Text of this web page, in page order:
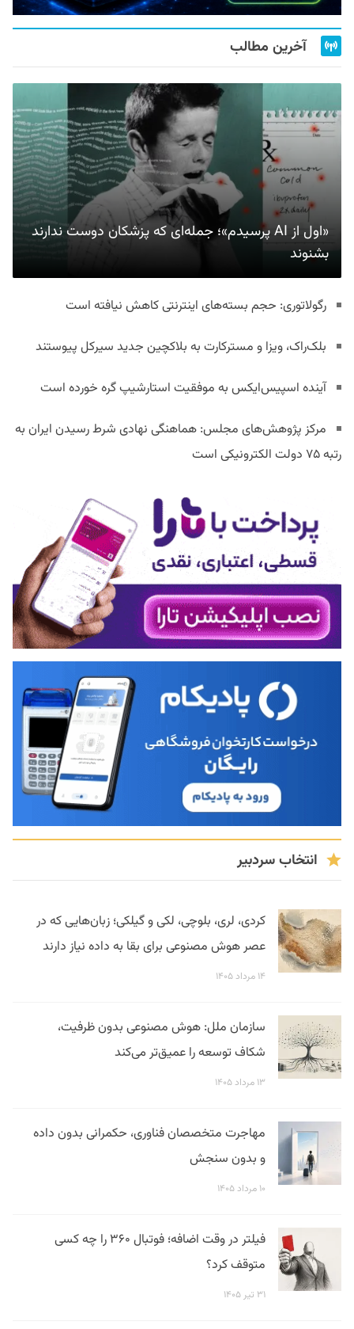
آخرین مطالب
«اول از AI پرسیدم»؛ جمله‌ای که پزشکان دوست ندارند
بشنوند
رگولاتوری: حجم بسته‌های اینترنتی کاهش نیافته است
بلک‌راک، ویزا و مسترکارت به بلاکچین جدید سیرکل پیوستند
آینده اسپیس‌ایکس به موفقیت استارشیپ گره خورده است
مرکز پژوهش‌های مجلس: هماهنگی نهادی شرط رسیدن ایران به
رتبه ۷۵ دولت الکترونیکی است
انتخاب سردبیر
کردی، لری، بلوچی، لکی و گیلکی؛ زبان‌هایی که در
عصر هوش مصنوعی برای بقا به داده نیاز دارند
۱۴ مرداد ۱۴۰۵
سازمان ملل: هوش مصنوعی بدون ظرفیت،
شکاف توسعه را عمیق‌تر می‌کند
۱۳ مرداد ۱۴۰۵
مهاجرت متخصصان فناوری، حکمرانی بدون داده
و بدون سنجش
۱۰ مرداد ۱۴۰۵
فیلتر در وقت اضافه؛ فوتبال ۳۶۰ را چه کسی
متوقف کرد؟
۳۱ تیر ۱۴۰۵